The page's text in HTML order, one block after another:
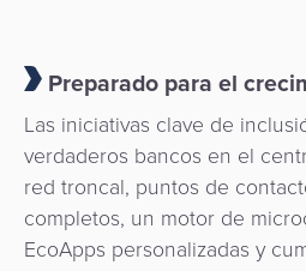
Preparado para el
Las iniciativas clave de
verdaderos bancos en el
red troncal, puntos de
completos, un motor de
EcoApps personalizadas y